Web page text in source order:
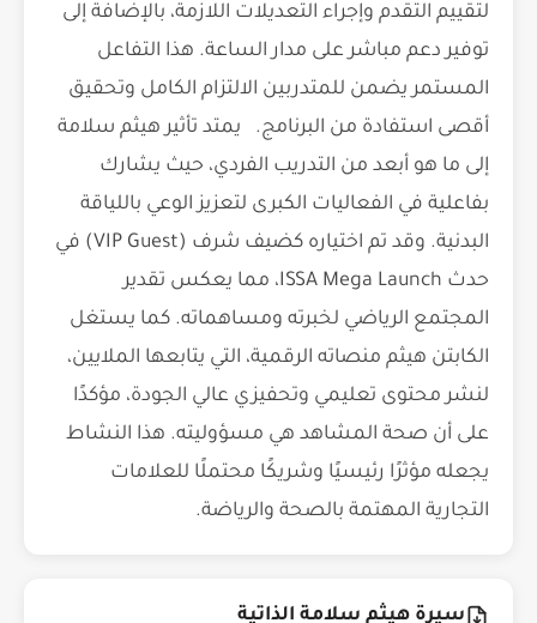
لتقييم التقدم وإجراء التعديلات اللازمة، بالإضافة إلى
توفير دعم مباشر على مدار الساعة. هذا التفاعل
المستمر يضمن للمتدربين الالتزام الكامل وتحقيق
أقصى استفادة من البرنامج. يمتد تأثير هيثم سلامة
إلى ما هو أبعد من التدريب الفردي، حيث يشارك
بفاعلية في الفعاليات الكبرى لتعزيز الوعي باللياقة
البدنية. وقد تم اختياره كضيف شرف (VIP Guest) في
حدث ISSA Mega Launch، مما يعكس تقدير
المجتمع الرياضي لخبرته ومساهماته. كما يستغل
الكابتن هيثم منصاته الرقمية، التي يتابعها الملايين،
لنشر محتوى تعليمي وتحفيزي عالي الجودة، مؤكدًا
على أن صحة المشاهد هي مسؤوليته. هذا النشاط
يجعله مؤثرًا رئيسيًا وشريكًا محتملًا للعلامات
التجارية المهتمة بالصحة والرياضة.
سيرة هيثم سلامة الذاتية